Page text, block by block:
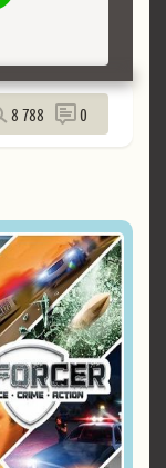
8 788 0